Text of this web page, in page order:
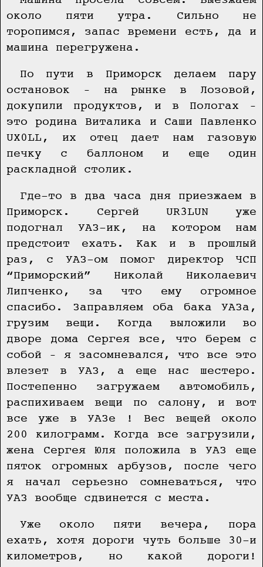
около пяти утра. Сильно не
торопимся, запас времени есть, да и
машина перегружена.
По пути в Приморск делаем пару
остановок – на рынке в Лозовой,
докупили продуктов, и в Пологах –
это родина Виталика и Саши Павленко
UX0LL, их отец дает нам газовую
печку с баллоном и еще один
раскладной столик.
Где-то в два часа дня приезжаем в
Приморск. Сергей UR3LUN уже
подогнал УАЗ-ик, на котором нам
предстоит ехать. Как и в прошлый
раз, с УАЗ-ом помог директор ЧСП
“Приморский” Николай Николаевич
Липченко, за что ему огромное
спасибо. Заправляем оба бака УАЗа,
грузим вещи. Когда выложили во
дворе дома Сергея все, что берем с
собой – я засомневался, что все это
влезет в УАЗ, а еще нас шестеро.
Постепенно загружаем автомобиль,
распихиваем вещи по салону, и вот
все уже в УАЗе ! Вес вещей около
200 килограмм. Когда все загрузили,
жена Сергея Юля положила в УАЗ еще
пяток огромных арбузов, после чего
я начал серьезно сомневаться, что
УАЗ вообще сдвинется с места.
Уже около пяти вечера, пора
ехать, хотя дороги чуть больше 30-и
километров, но какой дороги!